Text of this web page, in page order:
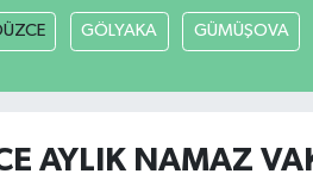
GÖLYAKA GÜMÜŞOVA
AYLIK NAMAZ